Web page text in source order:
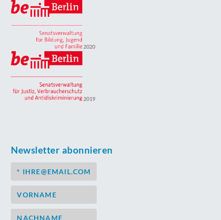
2020
2019
Newsletter abonnieren